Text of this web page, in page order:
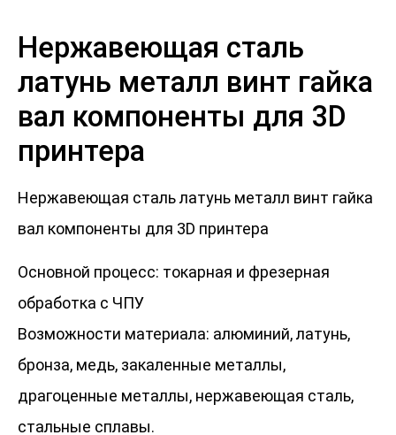
Нержавеющая сталь
латунь металл винт гайка
вал компоненты для 3D
принтера
Нержавеющая сталь латунь металл винт гайка
вал компоненты для 3D принтера
Основной процесс: токарная и фрезерная
обработка с ЧПУ
Возможности материала: алюминий, латунь,
бронза, медь, закаленные металлы,
драгоценные металлы, нержавеющая сталь,
стальные сплавы.